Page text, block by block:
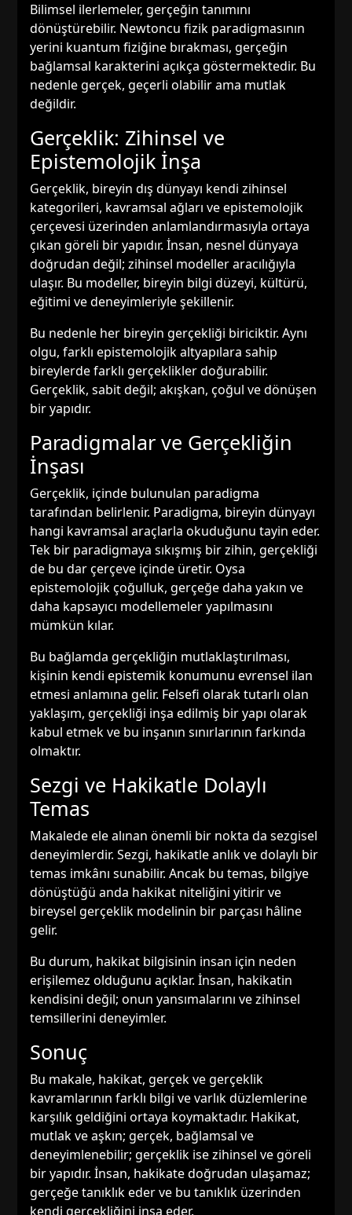
Bilimsel ilerlemeler, gerçeğin tanımını
dönüştürebilir. Newtoncu fizik paradigmasının
yerini kuantum fiziğine bırakması, gerçeğin
bağlamsal karakterini açıkça göstermektedir. Bu
nedenle gerçek, geçerli olabilir ama mutlak
değildir.
Gerçeklik: Zihinsel ve
Epistemolojik İnşa
Gerçeklik, bireyin dış dünyayı kendi zihinsel
kategorileri, kavramsal ağları ve epistemolojik
çerçevesi üzerinden anlamlandırmasıyla ortaya
çıkan göreli bir yapıdır. İnsan, nesnel dünyaya
doğrudan değil; zihinsel modeller aracılığıyla
ulaşır. Bu modeller, bireyin bilgi düzeyi, kültürü,
eğitimi ve deneyimleriyle şekillenir.
Bu nedenle her bireyin gerçekliği biriciktir. Aynı
olgu, farklı epistemolojik altyapılara sahip
bireylerde farklı gerçeklikler doğurabilir.
Gerçeklik, sabit değil; akışkan, çoğul ve dönüşen
bir yapıdır.
Paradigmalar ve Gerçekliğin
İnşası
Gerçeklik, içinde bulunulan paradigma
tarafından belirlenir. Paradigma, bireyin dünyayı
hangi kavramsal araçlarla okuduğunu tayin eder.
Tek bir paradigmaya sıkışmış bir zihin, gerçekliği
de bu dar çerçeve içinde üretir. Oysa
epistemolojik çoğulluk, gerçeğe daha yakın ve
daha kapsayıcı modellemeler yapılmasını
mümkün kılar.
Bu bağlamda gerçekliğin mutlaklaştırılması,
kişinin kendi epistemik konumunu evrensel ilan
etmesi anlamına gelir. Felsefi olarak tutarlı olan
yaklaşım, gerçekliği inşa edilmiş bir yapı olarak
kabul etmek ve bu inşanın sınırlarının farkında
olmaktır.
Sezgi ve Hakikatle Dolaylı
Temas
Makalede ele alınan önemli bir nokta da sezgisel
deneyimlerdir. Sezgi, hakikatle anlık ve dolaylı bir
temas imkânı sunabilir. Ancak bu temas, bilgiye
dönüştüğü anda hakikat niteliğini yitirir ve
bireysel gerçeklik modelinin bir parçası hâline
gelir.
Bu durum, hakikat bilgisinin insan için neden
erişilemez olduğunu açıklar. İnsan, hakikatin
kendisini değil; onun yansımalarını ve zihinsel
temsillerini deneyimler.
Sonuç
Bu makale, hakikat, gerçek ve gerçeklik
kavramlarının farklı bilgi ve varlık düzlemlerine
karşılık geldiğini ortaya koymaktadır. Hakikat,
mutlak ve aşkın; gerçek, bağlamsal ve
deneyimlenebilir; gerçeklik ise zihinsel ve göreli
bir yapıdır. İnsan, hakikate doğrudan ulaşamaz;
gerçeğe tanıklık eder ve bu tanıklık üzerinden
kendi gerçekliğini inşa eder.